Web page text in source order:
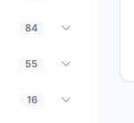
84
55
16